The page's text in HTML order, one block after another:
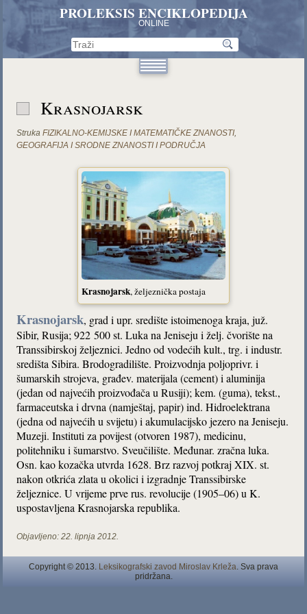
PROLEKSIS ENCIKLOPEDIJA
ONLINE
Krasnojarsk
Struka FIZIKALNO-KEMIJSKE I MATEMATIČKE ZNANOSTI,
GEOGRAFIJA I SRODNE ZNANOSTI I PODRUČJA
Krasnojarsk, željeznička postaja
Krasnojarsk, grad i upr. središte istoimenoga kraja, juž.
Sibir, Rusija; 922 500 st. Luka na Jeniseju i želj. čvorište na
Transsibirskoj željeznici. Jedno od vodećih kult., trg. i industr.
središta Sibira. Brodogradilište. Proizvodnja poljoprivr. i
šumarskih strojeva, građev. materijala (cement) i aluminija
(jedan od najvećih proizvođača u Rusiji); kem. (guma), tekst.,
farmaceutska i drvna (namještaj, papir) ind. Hidroelektrana
(jedna od najvećih u svijetu) i akumulacijsko jezero na Jeniseju.
Muzeji. Instituti za povijest (otvoren 1987), medicinu,
politehniku i šumarstvo. Sveučilište. Međunar. zračna luka.
Osn. kao kozačka utvrda 1628. Brz razvoj potkraj XIX. st.
nakon otkrića zlata u okolici i izgradnje Transsibirske
željeznice. U vrijeme prve rus. revolucije (1905–06) u K.
uspostavljena Krasnojarska republika.
Objavljeno: 22. lipnja 2012.
Copyright © 2013. Leksikografski zavod Miroslav Krleža . Sva prava
pridržana.